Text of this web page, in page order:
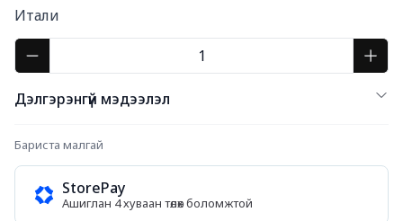
Итали
Дэлгэрэнгүй мэдээлэл
Бариста малгай
StorePay
Ашиглан 4 хуваан төлөх боломжтой